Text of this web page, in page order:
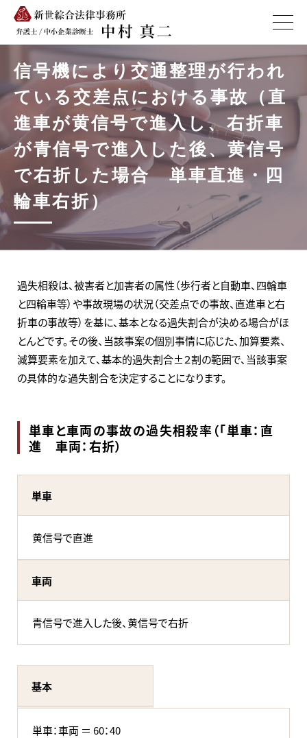
信号機により交通整理が行われ
ている交差点における事故（直
進車が黄信号で進入し、右折車
が青信号で進入した後、黄信号
で右折した場合 単車直進・四
輪車右折）
過失相殺は、被害者と加害者の属性（歩行者と自動車、四輪車
と四輪車等）や事故現場の状況（交差点での事故、直進車と右
折車の事故等）を基に、基本となる過失割合が決める場合がほ
とんどです。その後、当該事案の個別事情に応じた、加算要素、
減算要素を加えて、基本的過失割合±２割の範囲で、当該事案
の具体的な過失割合を決定することになります。
単車と車両の事故の過失相殺率（「単車：直
進 車両：右折）
単車
黄信号で直進
車両
青信号で進入した後、黄信号で右折
基本
単車：車両 ＝ 60：40